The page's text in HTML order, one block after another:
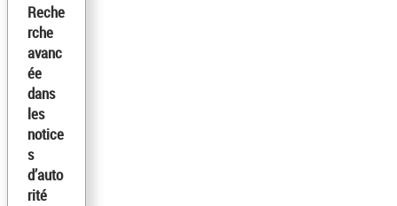
Reche
rche
avanc
ée
dans
les
notice
s
d’auto
rité